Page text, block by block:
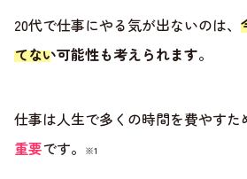
20代で仕事にやる気が出ないのは、
てない可能性も考えられます。
仕事は人生で多くの時間を費やすた
重要です。 ※1